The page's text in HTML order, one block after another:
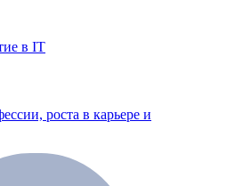
в IT
роста в карьере и